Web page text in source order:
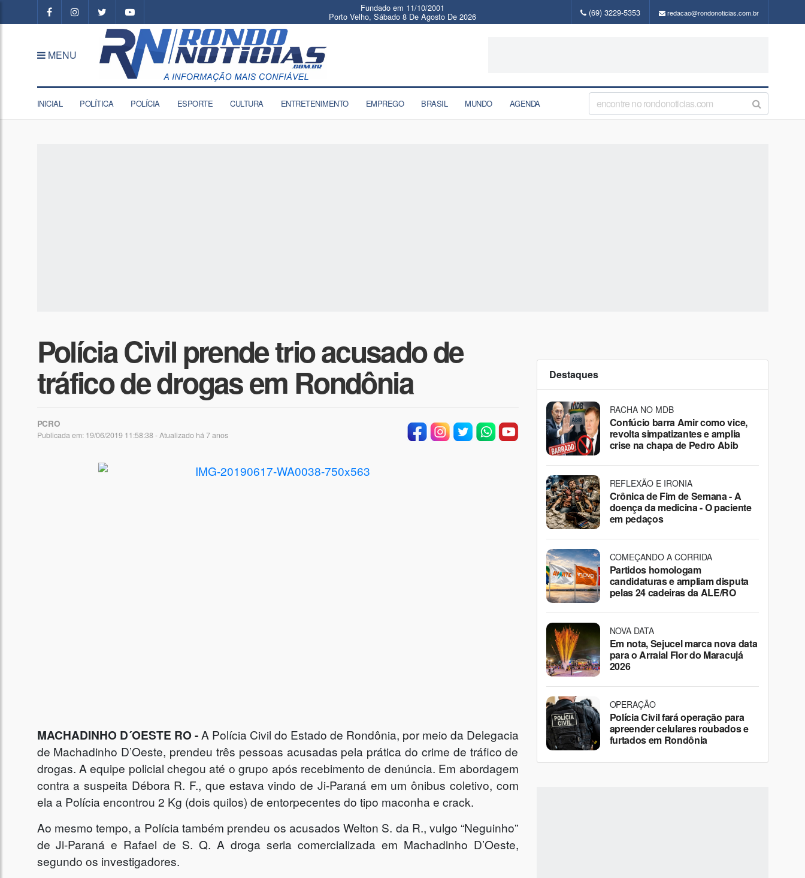
Fundado em 11/10/2001
Porto Velho, Sábado 8 De Agosto De 2026 (69) 3229-5353 redacao@rondonoticias.com.br
MENU
INICIAL POLÍTICA POLÍCIA ESPORTE CULTURA ENTRETENIMENTO EMPREGO BRASIL MUNDO AGENDA
Polícia Civil prende trio acusado de
tráfico de drogas em Rondônia
PCRO
Publicada em: 19/06/2019 11:58:38 - Atualizado há 7 anos
MACHADINHO D´OESTE RO -A Polícia Civil do Estado de Rondônia, por meio da Delegacia
de Machadinho D’Oeste, prendeu três pessoas acusadas pela prática do crime de tráfico de
drogas. A equipe policial chegou até o grupo após recebimento de denúncia. Em abordagem
contra a suspeita Débora R. F., que estava vindo de Ji-Paraná em um ônibus coletivo, com
ela a Polícia encontrou 2 Kg (dois quilos) de entorpecentes do tipo maconha e crack.
Ao mesmo tempo, a Polícia também prendeu os acusados Welton S. da R., vulgo “Neguinho”
de Ji-Paraná e Rafael de S. Q. A droga seria comercializada em Machadinho D’Oeste,
segundo os investigadores.
Destaques
RACHA NO MDB
Confúcio barra Amir como vice,
revolta simpatizantes e amplia
crise na chapa de Pedro Abib
REFLEXÃO E IRONIA
Crônica de Fim de Semana - A
doença da medicina - O paciente
em pedaços
COMEÇANDO A CORRIDA
Partidos homologam
candidaturas e ampliam disputa
pelas 24 cadeiras da ALE/RO
NOVA DATA
Em nota, Sejucel marca nova data
para o Arraial Flor do Maracujá
2026
OPERAÇÃO
Polícia Civil fará operação para
apreender celulares roubados e
furtados em Rondônia